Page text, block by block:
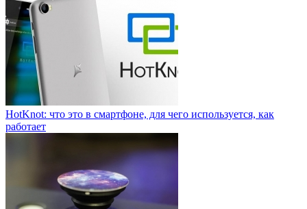
HotKnot: что это в смартфоне, для чего используется, как
работает